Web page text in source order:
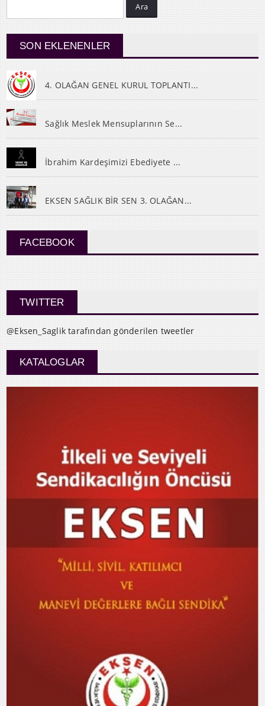
Ara
SON EKLENENLER
4. OLAĞAN GENEL KURUL TOPLANTI...
Sağlık Meslek Mensuplarının Se...
İbrahim Kardeşimizi Ebediyete ...
EKSEN SAĞLIK BİR SEN 3. OLAĞAN...
FACEBOOK
TWITTER
@Eksen_Saglik tarafından gönderilen tweetler
KATALOGLAR